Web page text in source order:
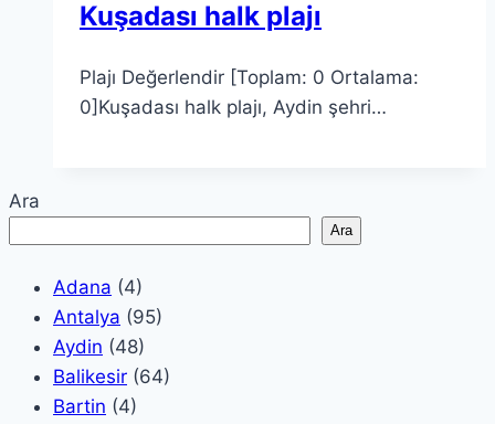
Kuşadası halk plajı
Plajı Değerlendir [Toplam: 0 Ortalama:
0]Kuşadası halk plajı, Aydin şehri…
Ara
Ara
Adana (4)
Antalya (95)
Aydin (48)
Balikesir (64)
Bartin (4)